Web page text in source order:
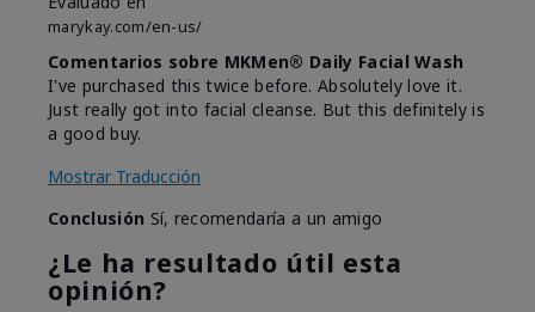
marykay.com/en-us/
Comentarios sobre MKMen® Daily Facial Wash
I've purchased this twice before. Absolutely love it.
Just really got into facial cleanse. But this definitely is
a good buy.
Mostrar Traducción
Conclusión Sí, recomendaría a un amigo
¿Le ha resultado útil esta
opinión?